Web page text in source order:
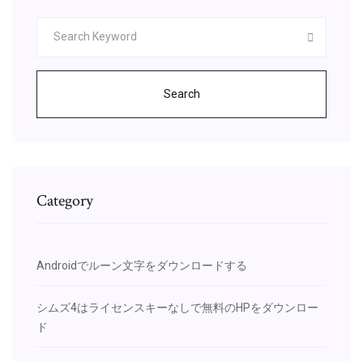
Search
Category
Androidでルーン文字をダウンロードする
シムズ4はライセンスキーなしで無料のHPをダウンロー
ド